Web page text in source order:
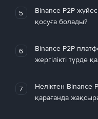
5
Binance P2P
қосуға болады?
6
Binance P2P
жергілікті түрде
7
Неліктен Binance
қарағанда